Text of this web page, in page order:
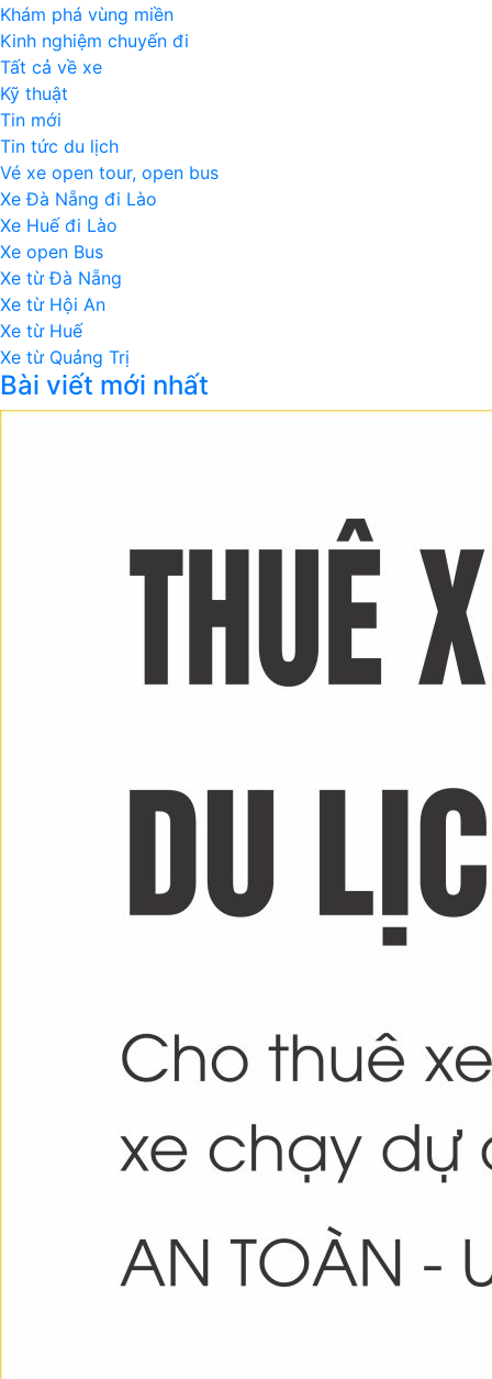
Khám phá vùng miền
Kinh nghiệm chuyến đi
Tất cả về xe
Kỹ thuật
Tin mới
Tin tức du lịch
Vé xe open tour, open bus
Xe Đà Nẵng đi Lào
Xe Huế đi Lào
Xe open Bus
Xe từ Đà Nẵng
Xe từ Hội An
Xe từ Huế
Xe từ Quảng Trị
Bài viết mới nhất